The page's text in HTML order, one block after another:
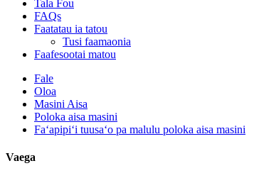
Tala Fou
FAQs
Faatatau ia tatou
Tusi faamaonia
Faafesootai matou
Fale
Oloa
Masini Aisa
Poloka aisa masini
Faʻapipiʻi tuusaʻo pa malulu poloka aisa masini
Vaega